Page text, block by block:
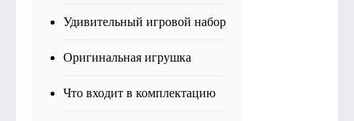
Удивительный игровой набор
Оригинальная игрушка
Что входит в комплектацию